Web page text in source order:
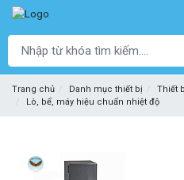
Trang chủ Danh mục thiết bị
Thiết
Lò, bể, máy hiệu chuẩn nhiệt độ